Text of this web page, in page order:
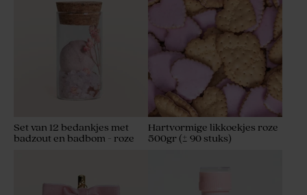
Set van 12 bedankjes met
badzout en badbom - roze
Hartvormige likkoekjes roze
500gr (± 90 stuks)